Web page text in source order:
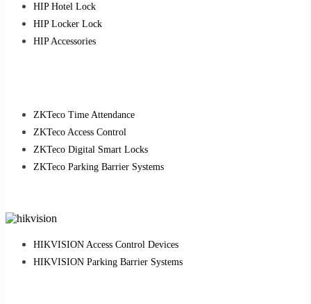
HIP Hotel Lock
HIP Locker Lock
HIP Accessories
ZKTeco Time Attendance
ZKTeco Access Control
ZKTeco Digital Smart Locks
ZKTeco Parking Barrier Systems
HIKVISION Access Control Devices
HIKVISION Parking Barrier Systems